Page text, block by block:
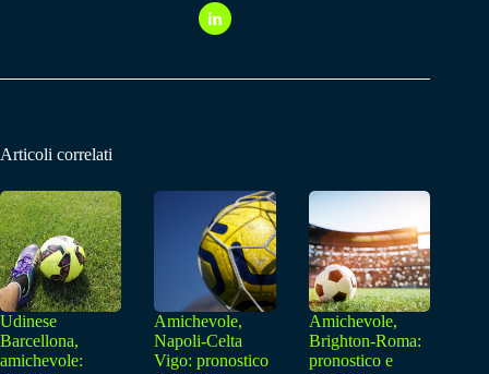
Articoli correlati
Udinese
Barcellona,
amichevole:
Amichevole,
Napoli-Celta
Vigo: pronostico
Amichevole,
Brighton-Roma:
pronostico e